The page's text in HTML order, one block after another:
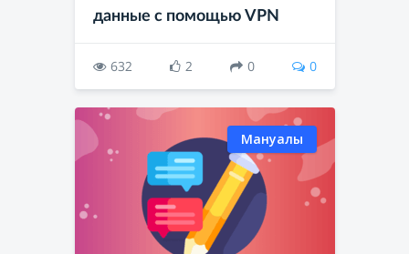
данные с помощью VPN
632 2 0 0
Мануалы